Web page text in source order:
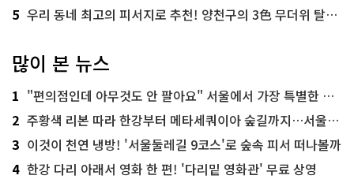
5 우리 동네 최고의 피서지로 추천! 양천구의 3色 무더위 탈출 명소
많이 본 뉴스
1 "편의점인데 아무것도 안 팔아요" 서울에서 가장 특별한 편의점의 정체
2 주황색 리본 따라 한강부터 메타세쿼이아 숲길까지…서울둘레길 15코스
3 이것이 천연 냉방! '서울둘레길 9코스'로 숲속 피서 떠나볼까
4 한강 다리 아래서 영화 한 편! '다리밑 영화관' 무료 상영